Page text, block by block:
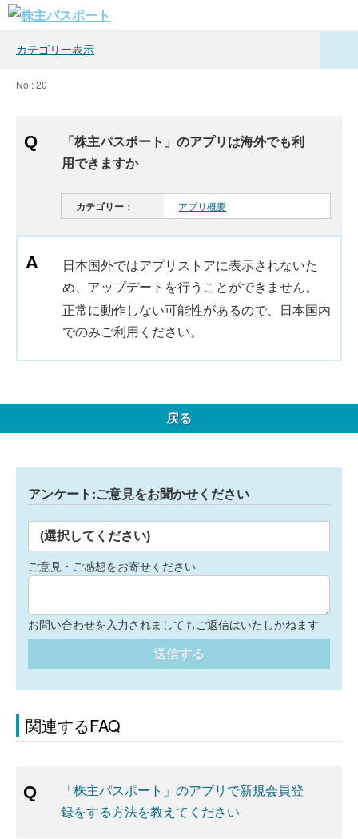
カテゴリー表示
No : 20
「株主パスポート」のアプリは海外でも利
用できますか
カテゴリー： アプリ概要
日本国外ではアプリストアに表示されないた
め、アップデートを行うことができません。
正常に動作しない可能性があるので、日本国内
でのみご利用ください。
戻る
アンケート:ご意見をお聞かせください
(選択してください)
ご意見・ご感想をお寄せください
お問い合わせを入力されましてもご返信はいたしかねます
送信する
関連するFAQ
「株主パスポート」のアプリで新規会員登
録をする方法を教えてください